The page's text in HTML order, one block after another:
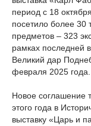
период с 18
посетило более 30
предметов – 323
рамках последней
Великий дар
февраля 2025 года.
Новое соглашение
этого года в
выставку «Царь и